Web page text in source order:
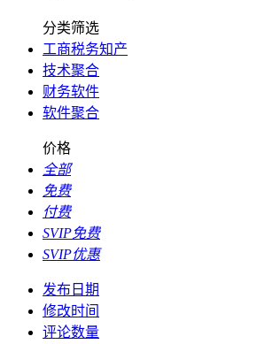
分类筛选
工商税务知产
技术聚合
财务软件
软件聚合
价格
全部
免费
付费
SVIP免费
SVIP优惠
发布日期
修改时间
评论数量